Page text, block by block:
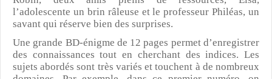
l’adolescente un brin râleuse et le professeur Philéas, un
savant qui réserve bien des surprises.
Une grande BD-énigme de 12 pages permet d’enregistrer
des connaissances tout en cherchant des indices. Les
sujets abordés sont très variés et touchent à de nombreux